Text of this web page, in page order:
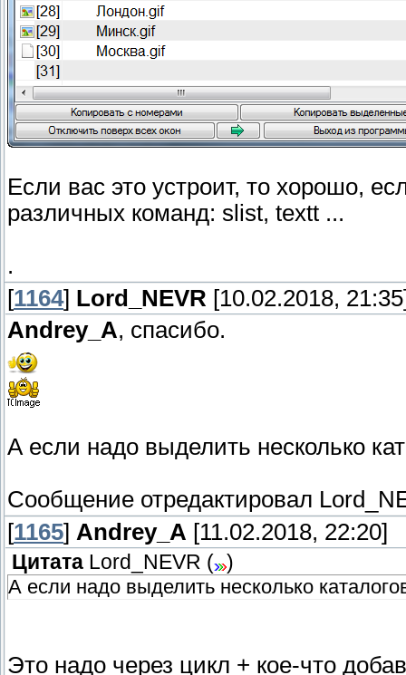
Если вас это устроит, то хорошо,
различных команд: slist, textt ...
.
[1164] Lord_NEVR [10.02.2018,
Andrey_A, спасибо.
А если надо выделить несколько
Сообщение отредактировал
[1165] Andrey_A [11.02.2018, 22:20]
Цитата Lord_NEVR (
)
А если надо выделить несколько
Это надо через цикл + кое-что